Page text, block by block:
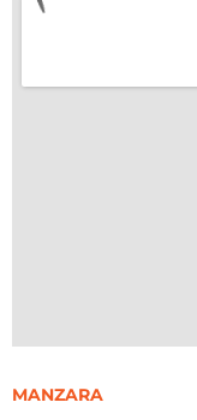
MANZARA